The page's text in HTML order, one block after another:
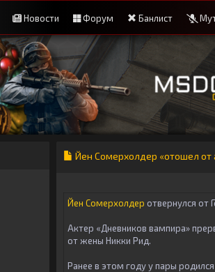
Новости Форум Банлист
Йен Сомерхолдер «отошел от
Йен Сомерхолдер отвернулся от
Актер «Дневников вампира»
от жены Никки Рид.
Ранее в этом году у пары